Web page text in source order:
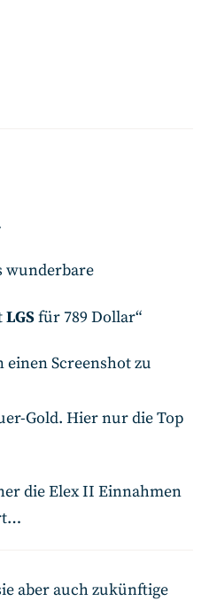
wunderbare
LGSfür 789 Dollar“
einen Screenshot zu
Gold. Hier nur die Top
die Elex II Einnahmen
aber auch zukünftige